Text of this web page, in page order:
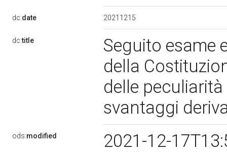
dc:date 20211215
dc:title
Seguito esame
della
delle
svantaggi
ods:modified 2021-12-